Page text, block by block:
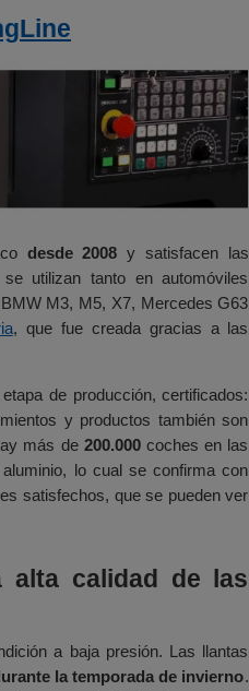
desde 2008 y satisfacen las
utilizan tanto en automóviles
M3, M5, X7, Mercedes G63
, que fue creada gracias a las
de producción, certificados:
y productos también son
más de 200.000coches en las
lo cual se confirma con
satisfechos, que se pueden ver
alta calidad de las
a baja presión. Las llantas
la temporada de invierno.